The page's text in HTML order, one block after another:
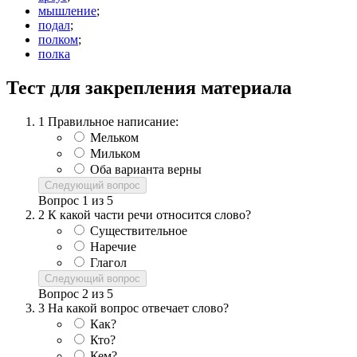
мышление;
подал;
полком;
полка
Тест для закрепления материала
1 Правильное написание:
Мельком
Мильком
Оба варианта верны
Следующий вопрос
Вопрос 1 из 5
2 К какой части речи относится слово?
Существительное
Наречие
Глагол
Следующий вопрос
Вопрос 2 из 5
3 На какой вопрос отвечает слово?
Как?
Кто?